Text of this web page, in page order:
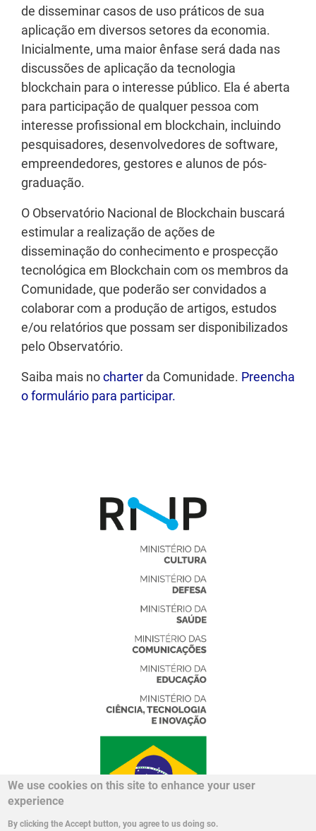
de disseminar casos de uso práticos de sua
aplicação em diversos setores da economia.
Inicialmente, uma maior ênfase será dada nas
discussões de aplicação da tecnologia
blockchain para o interesse público. Ela é aberta
para participação de qualquer pessoa com
interesse profissional em blockchain, incluindo
pesquisadores, desenvolvedores de software,
empreendedores, gestores e alunos de pós-
graduação.
O Observatório Nacional de Blockchain buscará
estimular a realização de ações de
disseminação do conhecimento e prospecção
tecnológica em Blockchain com os membros da
Comunidade, que poderão ser convidados a
colaborar com a produção de artigos, estudos
e/ou relatórios que possam ser disponibilizados
pelo Observatório.
Saiba mais nocharterda Comunidade. Preencha
o formulário para participar.
We use cookies on this site to enhance your user
experience
By clicking the Accept button, you agree to us doing so.